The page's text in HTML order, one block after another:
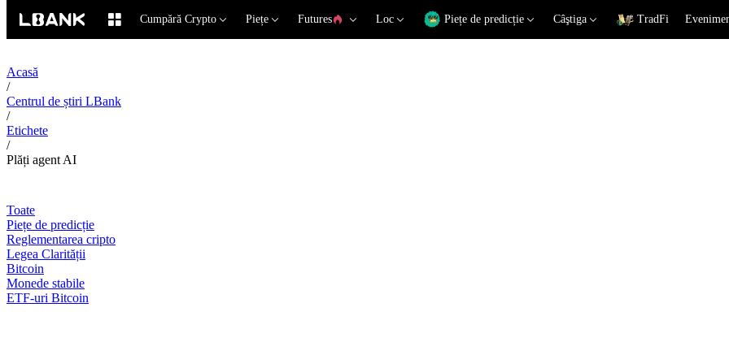
Cumpără Crypto Piețe Futures Loc Piețe de predicție Câştiga TradFi
Acasă
/
Centrul de știri LBank
/
Etichete
/
Plăți agent AI
Toate
Piețe de predicție
Reglementarea cripto
Legea Clarității
Bitcoin
Monede stabile
ETF-uri Bitcoin